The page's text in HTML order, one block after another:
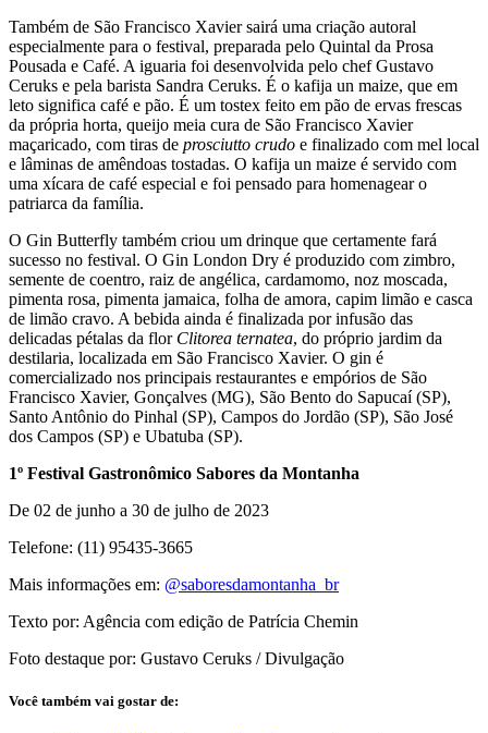
Também de São Francisco Xavier sairá uma criação autoral
especialmente para o festival, preparada pelo Quintal da Prosa
Pousada e Café. A iguaria foi desenvolvida pelo chef Gustavo
Ceruks e pela barista Sandra Ceruks. É o kafija un maize, que em
leto significa café e pão. É um tostex feito em pão de ervas frescas
da própria horta, queijo meia cura de São Francisco Xavier
maçaricado, com tiras de prosciutto crudo e finalizado com mel local
e lâminas de amêndoas tostadas. O kafija un maize é servido com
uma xícara de café especial e foi pensado para homenagear o
patriarca da família.
O Gin Butterfly também criou um drinque que certamente fará
sucesso no festival. O Gin London Dry é produzido com zimbro,
semente de coentro, raiz de angélica, cardamomo, noz moscada,
pimenta rosa, pimenta jamaica, folha de amora, capim limão e casca
de limão cravo. A bebida ainda é finalizada por infusão das
delicadas pétalas da flor Clitorea ternatea, do próprio jardim da
destilaria, localizada em São Francisco Xavier. O gin é
comercializado nos principais restaurantes e empórios de São
Francisco Xavier, Gonçalves (MG), São Bento do Sapucaí (SP),
Santo Antônio do Pinhal (SP), Campos do Jordão (SP), São José
dos Campos (SP) e Ubatuba (SP).
1º Festival Gastronômico Sabores da Montanha
De 02 de junho a 30 de julho de 2023
Telefone: (11) 95435-3665
Mais informações em: @saboresdamontanha_br
Texto por: Agência com edição de Patrícia Chemin
Foto destaque por: Gustavo Ceruks / Divulgação
Você também vai gostar de: